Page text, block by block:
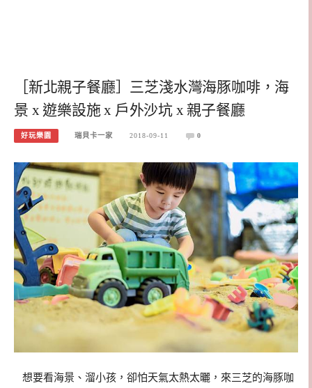
［新北親子餐廳］三芝淺水灣海豚咖啡，海
景 x 遊樂設施 x 戶外沙坑 x 親子餐廳
好玩樂園 瑞貝卡一家 2018-09-11 0
想要看海景、溜小孩，卻怕天氣太熱太曬，來三芝的海豚咖